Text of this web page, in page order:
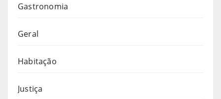
Gastronomia
Geral
Habitação
Justiça